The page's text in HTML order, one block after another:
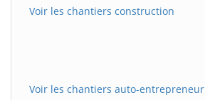
Voir les chantiers construction
Voir les chantiers auto-entrepreneur